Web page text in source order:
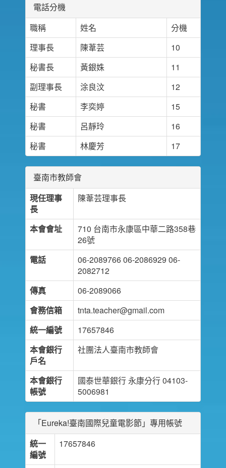
電話分機
職稱
姓名
分機
理事長
陳葦芸
10
秘書長
黃銀姝
11
副理事長
涂良汶
12
秘書
李奕婷
15
秘書
呂靜玲
16
秘書
林慶芳 17
臺南市教師會
現任理事
長
陳葦芸理事長
本會會址
710 台南市永康區中華二路358巷
26號
電話
06-2089766 06-2086929 06-
2082712
傳真
06-2089066
會務信箱
tnta.teacher@gmail.com
統一編號
17657846
本會銀行
戶名
社團法人臺南市教師會
本會銀行
帳號
國泰世華銀行 永康分行 04103-
5006981
「Eureka!臺南國際兒童電影節」專用帳號
統一
編號
17657846